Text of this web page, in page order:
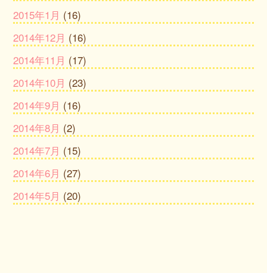
2015年1月 (16)
2014年12月 (16)
2014年11月 (17)
2014年10月 (23)
2014年9月 (16)
2014年8月 (2)
2014年7月 (15)
2014年6月 (27)
2014年5月 (20)